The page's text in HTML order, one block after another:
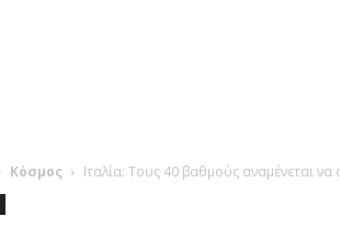
Κόσμος
Ιταλία: Τους 40 βαθμούς αναμένεται να